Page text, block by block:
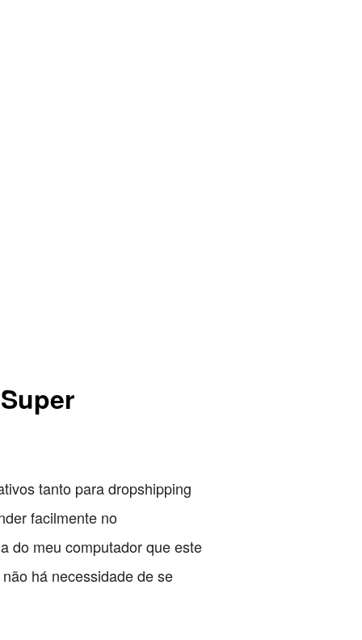
tanto para dropshipping
facilmente no
do meu computador que este
há necessidade de se